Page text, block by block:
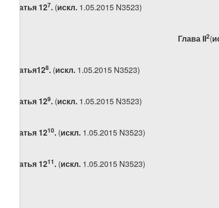
Статья 127. (искл. 1.05.2015 N3523)
Глава II2(
Статья128. (искл. 1.05.2015 N3523)
Статья 129. (искл. 1.05.2015 N3523)
Статья 1210. (искл. 1.05.2015 N3523)
Статья 1211. (искл. 1.05.2015 N3523)